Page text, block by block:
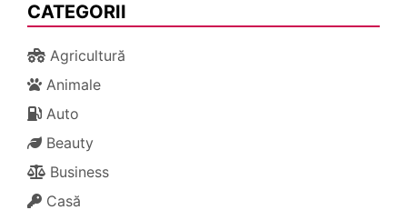
CATEGORII
Agricultură
Animale
Auto
Beauty
Business
Casă